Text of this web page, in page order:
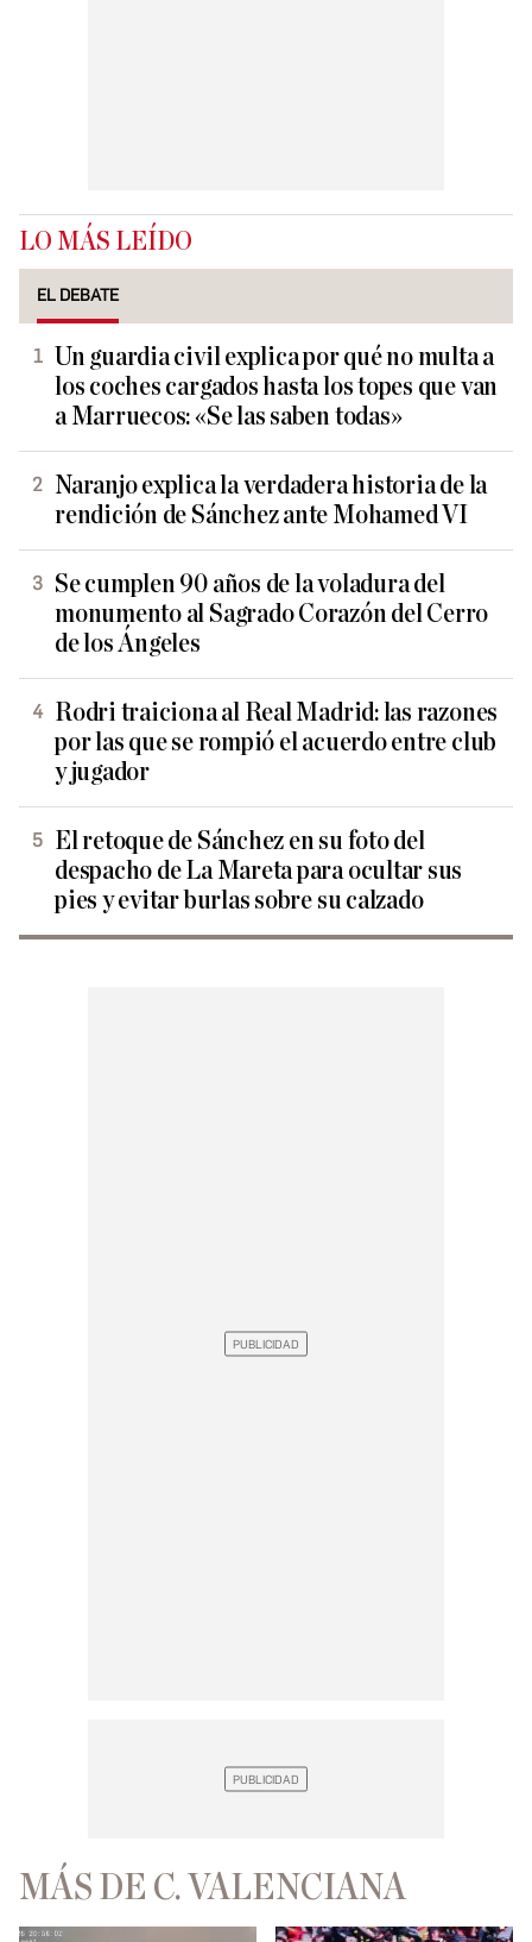
LO MÁS LEÍDO
EL DEBATE
Un guardia civil explica por qué no multa a
los coches cargados hasta los topes que van
a Marruecos: «Se las saben todas»
Naranjo explica la verdadera historia de la
rendición de Sánchez ante Mohamed VI
Se cumplen 90 años de la voladura del
monumento al Sagrado Corazón del Cerro
de los Ángeles
Rodri traiciona al Real Madrid: las razones
por las que se rompió el acuerdo entre club
y jugador
El retoque de Sánchez en su foto del
despacho de La Mareta para ocultar sus
pies y evitar burlas sobre su calzado
MÁS DE C. VALENCIANA